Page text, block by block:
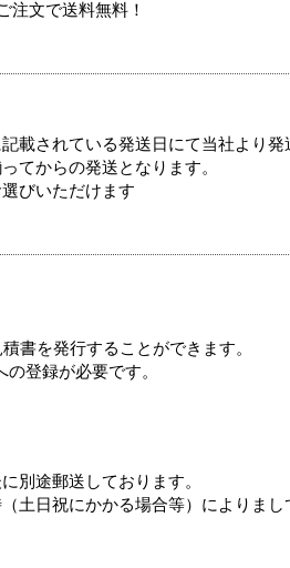
注文で送料無料！
載されている発送日にて当社より発
てからの発送となります。
びいただけます
書を発行することができます。
登録が必要です。
別途郵送しております。
土日祝にかかる場合等）によりま